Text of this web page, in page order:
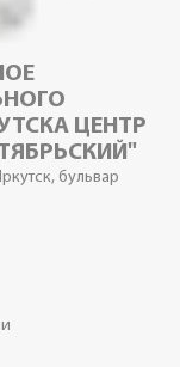
ЦЕНТР
бульвар